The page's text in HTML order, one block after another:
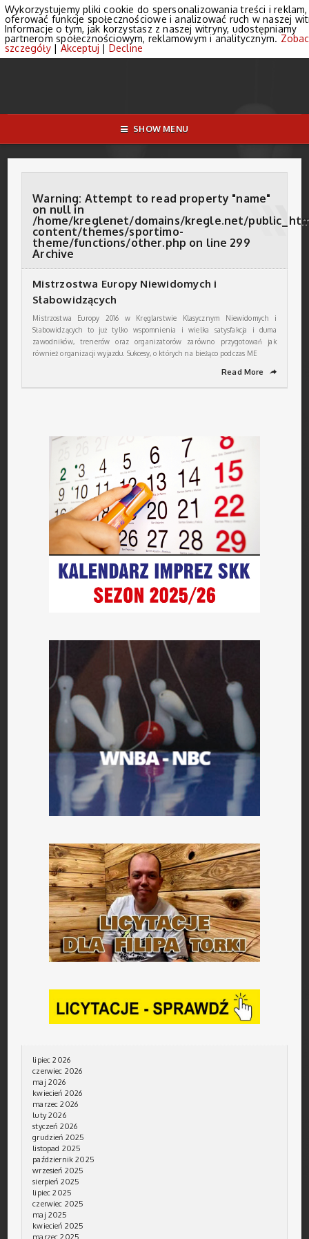
SHOW MENU
Warning: Attempt to read property "name"
on null in
/home/kreglenet/domains/kregle.net/
content/themes/sportimo-
theme/functions/other.php on line 299
Archive
Mistrzostwa Europy Niewidomych i
Słabowidzących
Mistrzostwa Europy 2016 w Kręglarstwie Klasycznym Niewidomych i
Słabowidzących to już tylko wspomnienia i wielka satysfakcja i duma
zawodników, trenerów oraz organizatorów zarówno przygotowań jak
również organizacji wyjazdu. Sukcesy, o których na bieżąco podczas ME
Read More ➦
lipiec 2026
czerwiec 2026
maj 2026
kwiecień 2026
marzec 2026
luty 2026
styczeń 2026
grudzień 2025
listopad 2025
październik 2025
wrzesień 2025
sierpień 2025
lipiec 2025
czerwiec 2025
maj 2025
kwiecień 2025
marzec 2025
Wykorzystujemy pliki cookie do spersonalizowania treści i
oferować funkcje społecznościowe i analizować ruch w naszej
Informacje o tym, jak korzystasz z naszej witryny, udostępniamy
partnerom społecznościowym, reklamowym i analitycznym.
szczegóły| Akceptuj | Decline